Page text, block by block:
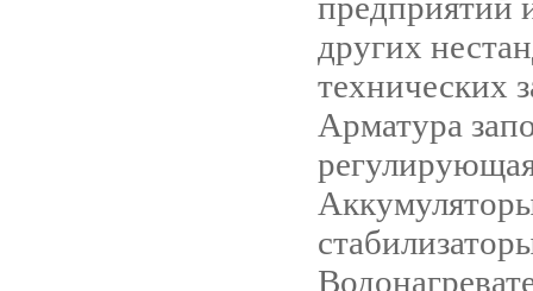
других
технических
Арматура